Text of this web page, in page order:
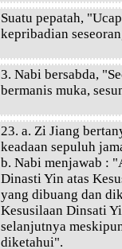
Suatu pepatah,
kepribadian
3. Nabi bersabda,
bermanis muka,
23. a. Zi Jiang
keadaan sepuluh
b. Nabi menjawab :
Dinasti Yin atas
yang dibuang dan
Kesusilaan Dinsati
selanjutnya
diketahui".